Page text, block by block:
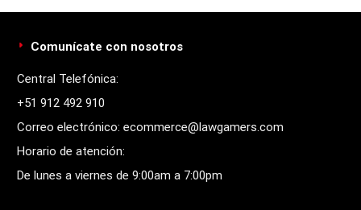
Comunícate con nosotros
Central Telefónica:
+51 912 492 910
Correo electrónico: ecommerce@lawgamers.com
Horario de atención:
De lunes a viernes de 9:00am a 7:00pm